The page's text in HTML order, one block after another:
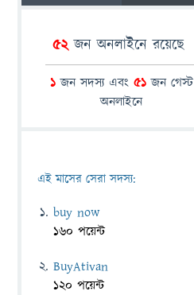
52জন অনলাইনে রয়েছে
1জন সদস্য এবং 51জন গেস্ট
অনলাইনে
এই মাসের সেরা সদস্য:
buy now
160 পয়েন্ট
BuyAtivan
120 পয়েন্ট